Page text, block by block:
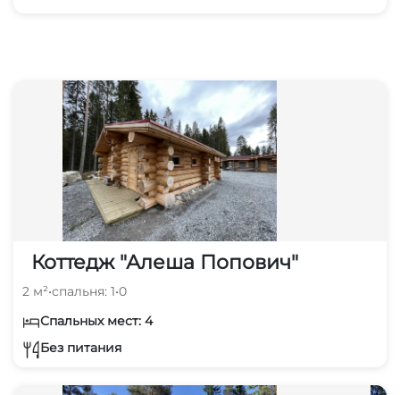
Коттедж "Алеша Попович"
2 м²•спальня: 1•0
Спальных мест: 4
Без питания